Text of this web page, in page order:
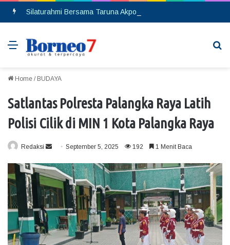
Menu
Home / BUDAYA
Satlantas Polresta Palangka Raya Latih
Polisi Cilik di MIN 1 Kota Palangka Raya
Redaksi
n
a
n
m
September 5, 2025 192 1 Menit Baca